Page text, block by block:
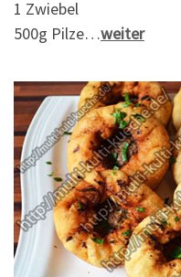
1 Zwiebel
500g Pilze…weiter